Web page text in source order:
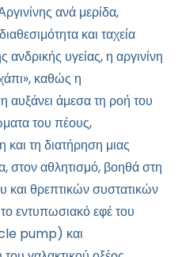
ανά μερίδα,
και ταχεία
υγείας, η αργινίνη
καθώς η
αυξάνει άμεσα τη ροή του
του πέους,
και τη διατήρηση μιας
στον αθλητισμό, βοηθά στη
και θρεπτικών συστατικών
εντυπωσιακό εφέ του
pump) και